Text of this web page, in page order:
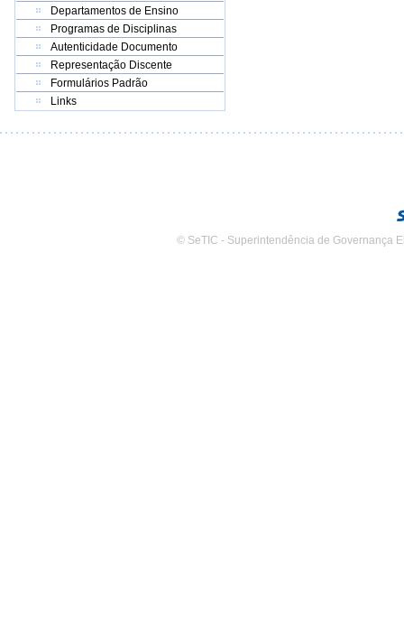
Departamentos de Ensino
Programas de Disciplinas
Autenticidade Documento
Representação Discente
Formulários Padrão
Links
© SeTIC - Superintendência de Governança